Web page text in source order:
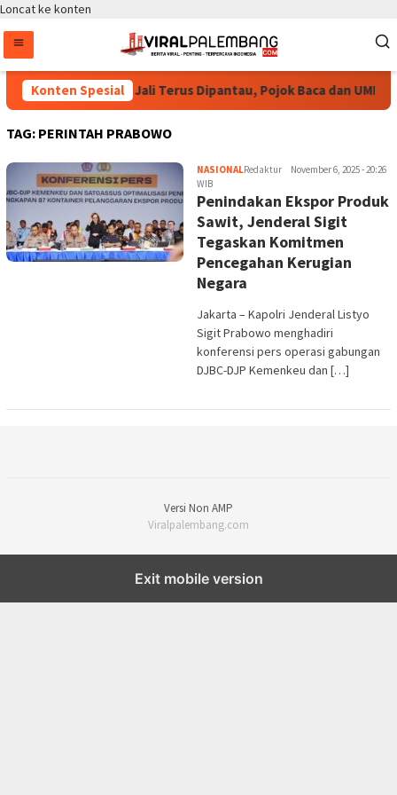
Loncat ke konten
Konten Spesial
Pastikan Bang Jali Terus Dipantau, Pojok Baca dan UMKM
TAG: PERINTAH PRABOWO
NASIONALRedaktur
November 6, 2025 - 20:26
WIB
Penindakan Ekspor Produk
Sawit, Jenderal Sigit
Tegaskan Komitmen
Pencegahan Kerugian
Negara
Jakarta – Kapolri Jenderal Listyo
Sigit Prabowo menghadiri
konferensi pers operasi gabungan
DJBC-DJP Kemenkeu dan […]
Versi Non AMP
Viralpalembang.com
Exit mobile version